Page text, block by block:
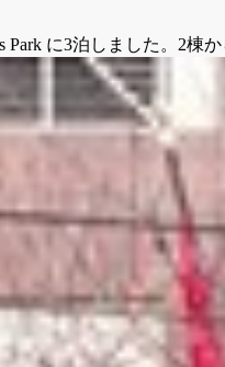
Park に3泊しました。2